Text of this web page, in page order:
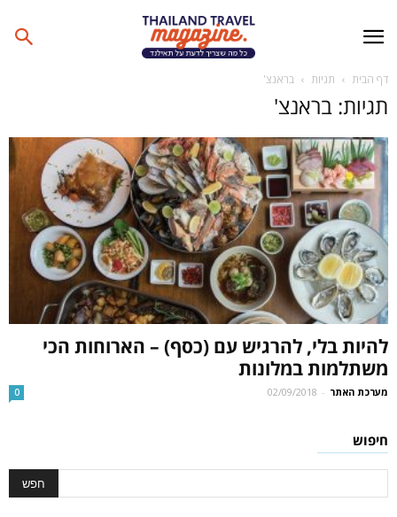
דף הבית תגיות בראנצ'
תגיות: בראנצ'
להיות בלי, להרגיש עם (כסף) – הארוחות הכי
משתלמות במלונות
מערכת האתר -
02/09/2018
0
חיפוש